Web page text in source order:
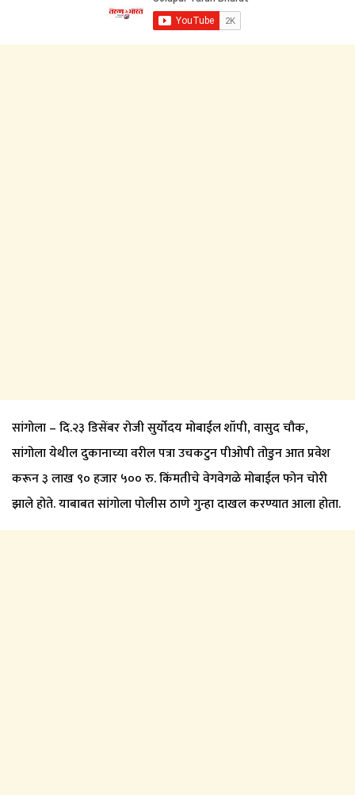
सांगोला – दि.२३ डिसेंबर रोजी सुर्योदय मोबाईल शॉपी, वासुद चौक,
सांगोला येथील दुकानाच्या वरील पत्रा उचकटुन पीओपी तोडुन आत प्रवेश
करून ३ लाख ९० हजार ५०० रु. किंमतीचे वेगवेगळे मोबाईल फोन चोरी
झाले होते. याबाबत सांगोला पोलीस ठाणे गुन्हा दाखल करण्यात आला होता.